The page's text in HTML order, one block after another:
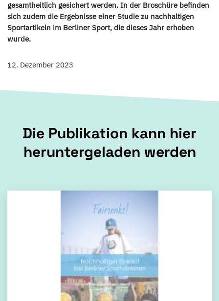
gesamtheitlich gesichert werden. In der Broschüre befinden
sich zudem die Ergebnisse einer Studie zu nachhaltigen
Sportartikeln im Berliner Sport, die dieses Jahr erhoben
wurde.
12. Dezember 2023
Die Publikation kann hier
heruntergeladen werden